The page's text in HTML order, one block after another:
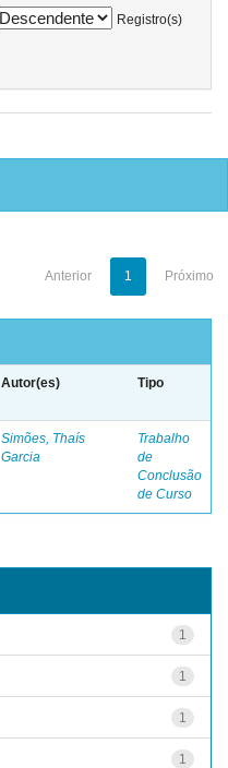
Registro(s)
Anterior 1 Próximo
Autor(es) Tipo
Simões, Thaís
Garcia
Trabalho
de
Conclusão
de Curso
1
1
1
1